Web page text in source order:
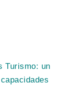
Turismo: un